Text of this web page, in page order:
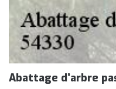
Abattage d’arbre